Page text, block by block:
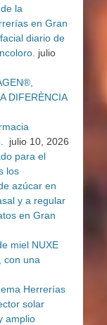
la
en Gran
diario de
julio
DIFERÈNCIA
julio 10, 2026
para el
los
azúcar en
y a regular
en Gran
miel NUXE
con una
Herrerías
solar
amplio